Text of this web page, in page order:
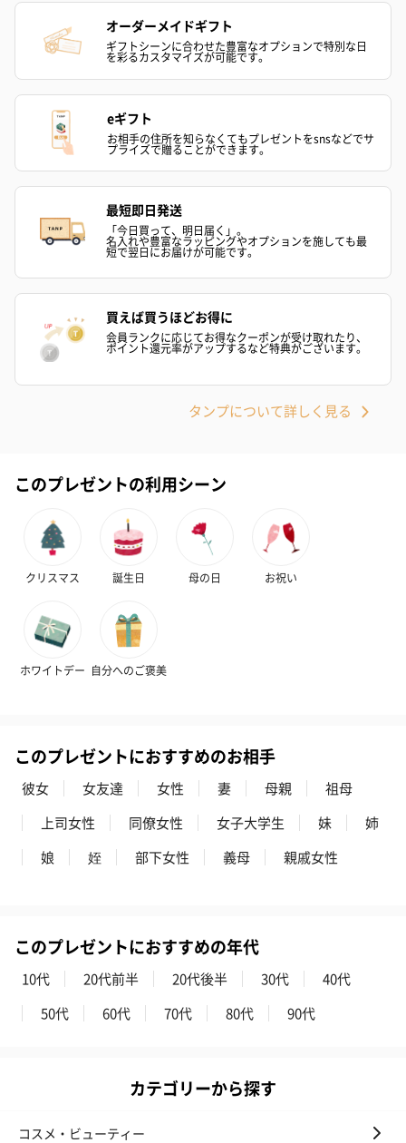
ハンドクリーム3本セッ
ト【ありがとう】
（1,100円）
シャワージェル＆ハン
ドクリーム（ピンクグ
（2,145円）
ドクリーム（
ッシュローズ
リラックスグッズ
リラックスグッズを同梱してお届けします。
かき氷入浴剤4点セット
かき氷入浴剤4点セット
ハンドタオル・ハンカチ
ハンドタオル・ハンカチを同梱してお届けいたします。ギフトへ
の＋αにおすすめです。
ンク）（1,760円）
ルー）（1,760円）
ワイト）（
キャンドル・お香
キャンドル・お香を同梱してお届けいたします。
オーダーメイドギフト
ギフトシーンに合わせた豊富なオプションで特別な日
を彩るカスタマイズが可能です。
eギフト
お相手の住所を知らなくてもプレゼントをsnsなどでサ
プライズで贈ることができます。
最短即日発送
「今日買って、明日届く」。
名入れや豊富なラッピングやオプションを施しても最
短で翌日にお届けが可能です。
買えば買うほどお得に
会員ランクに応じてお得なクーポンが受け取れたり、
ポイント還元率がアップするなど特典がございます。
タンプについて詳しく見る
このプレゼントの利用シーン
クリスマス 誕生日 母の日 お祝い
ホワイトデー 自分へのご褒美
このプレゼントにおすすめのお相手
彼女 女友達 女性 妻 母親
祖母
上司女性
同僚女性 女子大学生 妹
姉
娘
姪 部下女性 義母 親戚女性
このプレゼントにおすすめの年代
10代 20代前半 20代後半 30代
40代
50代
60代 70代 80代 90代
カテゴリーから探す
コスメ・ビューティー